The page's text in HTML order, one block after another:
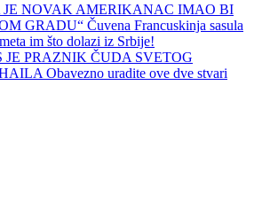
JE NOVAK AMERIKANAC IMAO BI
GRADU“ Čuvena Francuskinja sasula
im što dolazi iz Srbije!
JE PRAZNIK ČUDA SVETOG
Obavezno uradite ove dve stvari